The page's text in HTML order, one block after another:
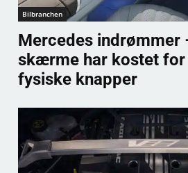
Bilbranchen
Mercedes indrømmer
skærme har kostet for
fysiske knapper